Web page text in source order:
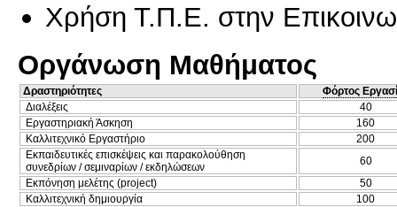
Χρήση Τ.Π.Ε. στην
Οργάνωση Μαθήματος
Δραστηριότητες
Φόρτος
Διαλέξεις
40
Εργαστηριακή Άσκηση
160
Καλλιτεχνικό Εργαστήριο
200
Εκπαιδευτικές επισκέψεις και παρακολούθηση
συνεδρίων / σεμιναρίων / εκδηλώσεων
60
Εκπόνηση μελέτης (project)
50
Καλλιτεχνική δημιουργία
100